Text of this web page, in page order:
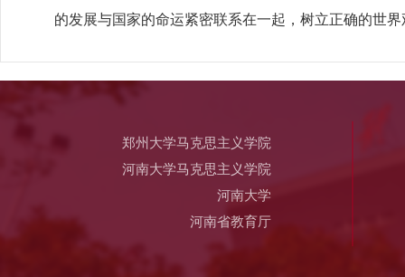
的发展与国家的命运紧密联系在一起，树立正确的世
郑州大学马克思主义学院
河南大学马克思主义学院
河南大学
河南省教育厅